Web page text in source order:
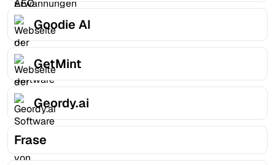
Goodie AI
GetMint
Geordy.ai
Frase